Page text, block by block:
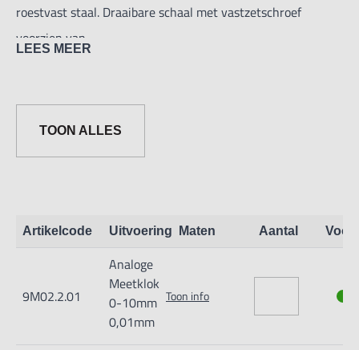
roestvast staal. Draaibare schaal met vastzetschroef
voorzien van
Leverbaar met of zonder oor op rugplaat.
LEES MEER
TOON ALLES
Artikelcode Uitvoering Maten Aantal
9M02.2.01
Analoge
Meetklok
0-10mm
0,01mm
Toon info